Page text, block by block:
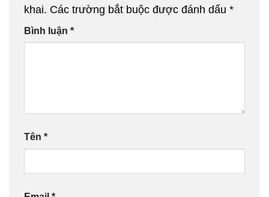
khai. Các trường bắt buộc được đánh dấu *
Bình luận *
Tên *